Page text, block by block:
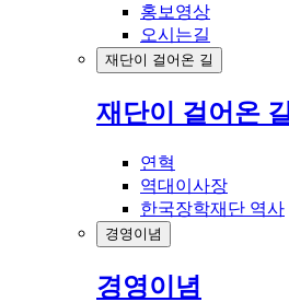
홍보영상
오시는길
재단이 걸어온 길
재단이 걸어온 길
연혁
역대이사장
한국장학재단 역사
경영이념
경영이념